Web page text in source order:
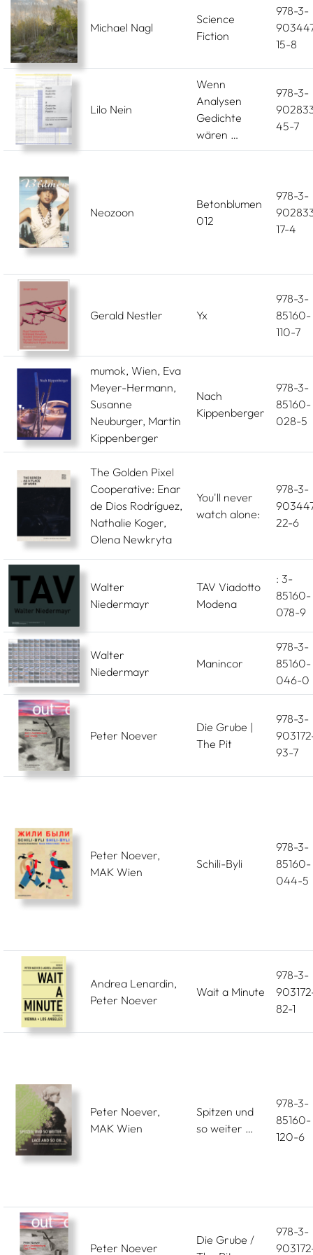
Michael Nagl
Science
Fiction
978-3-
15-8
Lilo Nein
Wenn
Analysen
Gedichte
wären …
978-3-
45-7
Neozoon
Betonblumen
012
978-3-
17-4
Gerald Nestler Yx
978-3-
85160-
110-7
mumok, Wien, Eva
Meyer-Hermann,
Susanne
Neuburger, Martin
Kippenberger
Nach
Kippenberger
978-3-
85160-
028-5
The Golden Pixel
Cooperative: Enar
de Dios Rodríguez,
Nathalie Koger,
Olena Newkryta
You'll never
watch alone:
978-3-
22-6
Walter
Niedermayr
TAV Viadotto
Modena
: 3-
85160-
078-9
Walter
Niedermayr
Manincor
978-3-
85160-
046-0
Peter Noever
Die Grube |
The Pit
978-3-
93-7
Peter Noever,
MAK Wien
Schili-Byli
978-3-
85160-
044-5
Andrea Lenardin,
Peter Noever
Wait a Minute
978-3-
82-1
Peter Noever,
MAK Wien
Spitzen und
so weiter …
978-3-
85160-
120-6
Peter Noever
Die Grube /
978-3-